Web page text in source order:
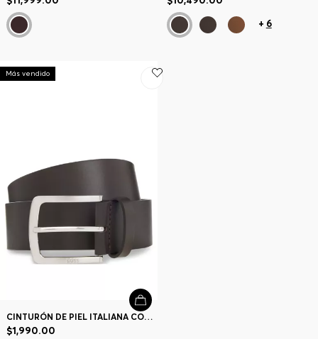
+ 6
Más vendido
CINTURÓN DE PIEL ITALIANA CON HEBILLA GRABADA CON LOGO
$1,990.00